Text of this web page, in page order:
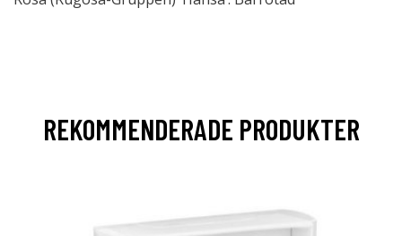
REKOMMENDERADE PRODUKTER